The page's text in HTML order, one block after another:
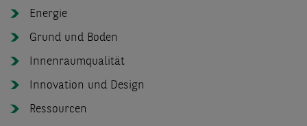
Energie
Grund und Boden
Innenraumqualität
Innovation und Design
Ressourcen